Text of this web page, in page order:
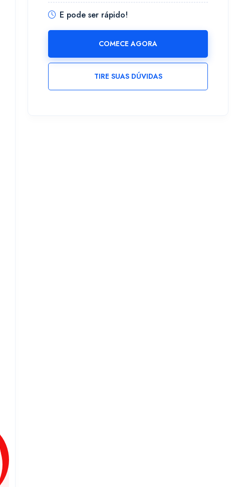
E pode ser rápido!
COMECE AGORA
TIRE SUAS DÚVIDAS